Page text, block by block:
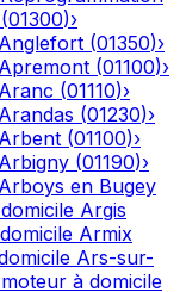
(01300)›
Anglefort (01350)›
Apremont (01100)›
Aranc (01110)›
Arandas (01230)›
Arbent (01100)›
Arbigny (01190)›
Arboys en Bugey
Argis
Armix
Ars-sur-
à domicile